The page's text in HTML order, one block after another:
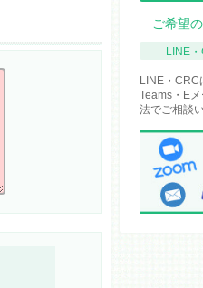
ご希望
LINE
LINE・CRC
Teams・E
法でご相談